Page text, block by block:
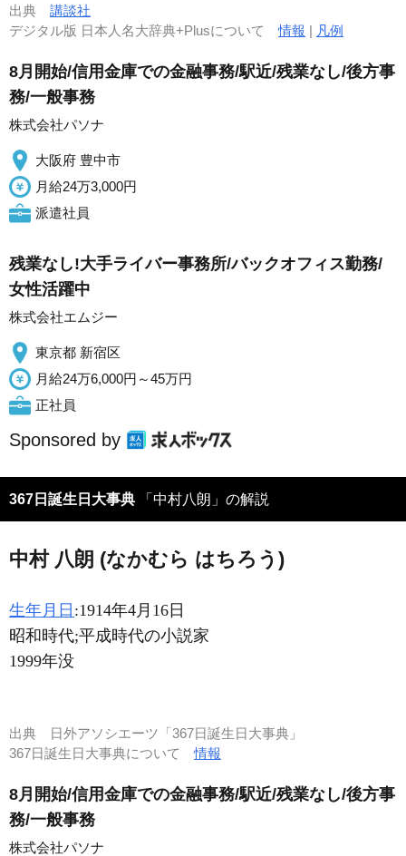
出典 講談社
デジタル版 日本人名大辞典+Plusについて情報 | 凡例
8月開始/信用金庫での金融事務/駅近/残業なし/後方事
務/一般事務
株式会社パソナ
大阪府 豊中市
月給24万3,000円
派遣社員
残業なし!大手ライバー事務所/バックオフィス勤務/
女性活躍中
株式会社エムジー
東京都 新宿区
月給24万6,000円～45万円
正社員
Sponsored by
367日誕生日大事典 「中村八朗」の解説
中村 八朗 (なかむら はちろう)
生年月日 :1914年4月16日
昭和時代;平成時代の小説家
1999年没
出典
日外アソシエーツ「367日誕生日大事典」
367日誕生日大事典について情報
8月開始/信用金庫での金融事務/駅近/残業なし/後方事
務/一般事務
株式会社パソナ